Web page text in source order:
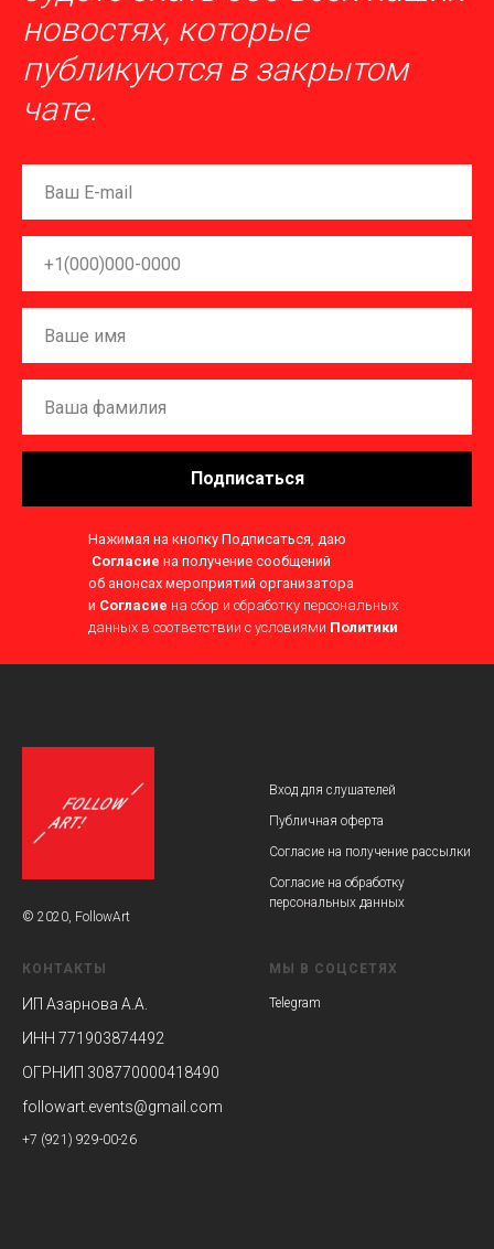
новостях, которые
публикуются в закрытом
чате.
Подписаться
Нажимая на кнопку Подписаться, даю
Согласие на получение сообщений
об анонсах мероприятий организатора
и Согласие на сбор и обработку персональных
данных в соответствии с условиями Политики
© 2020, FollowArt
Вход для слушателей
Публичная оферта
Согласие на получение рассылки
Согласие на обработку
персональных данных
КОНТАКТЫ
ИП Азарнова А.А.
ИНН 771903874492
ОГРНИП 308770000418490
followart.events@gmail.com
+7 (921) 929-00-26
МЫ В СОЦСЕТЯХ
Telegram